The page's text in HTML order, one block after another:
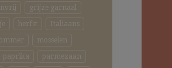
grijze garnaal
herfst
Italiaans
mosselen
paprika
parmezaan